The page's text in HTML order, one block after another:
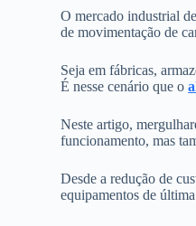
O mercado industrial
de movimentação de
Seja em fábricas,
É nesse cenário que o
Neste artigo,
funcionamento, mas
Desde a redução de
equipamentos de